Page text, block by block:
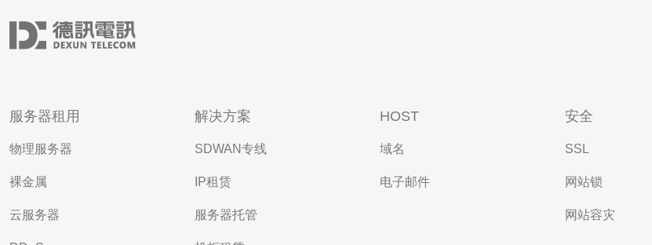
服务器租用
物理服务器
裸金属
云服务器
解决方案
SDWAN专线
IP租赁
服务器托管
HOST
域名
电子邮件
安全
SSL
网站锁
网站容灾